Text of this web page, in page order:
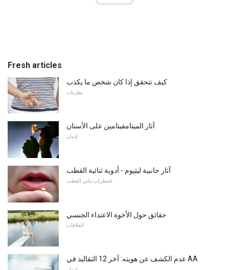
Fresh articles
كيف تتحقق إذا كان شخص ما يكذب
نظريات
آثار الميتامفيتامين على الأسنان
إدمان
آثار جانبية ليثيوم - أدوية ثنائية القطب
اضطراب ثنائي القطب
حقائق حول الأخوة الاعتداء الجنسي
العلاقات
عدم الكشف عن هويته: آخر 12 التقاليد في AA